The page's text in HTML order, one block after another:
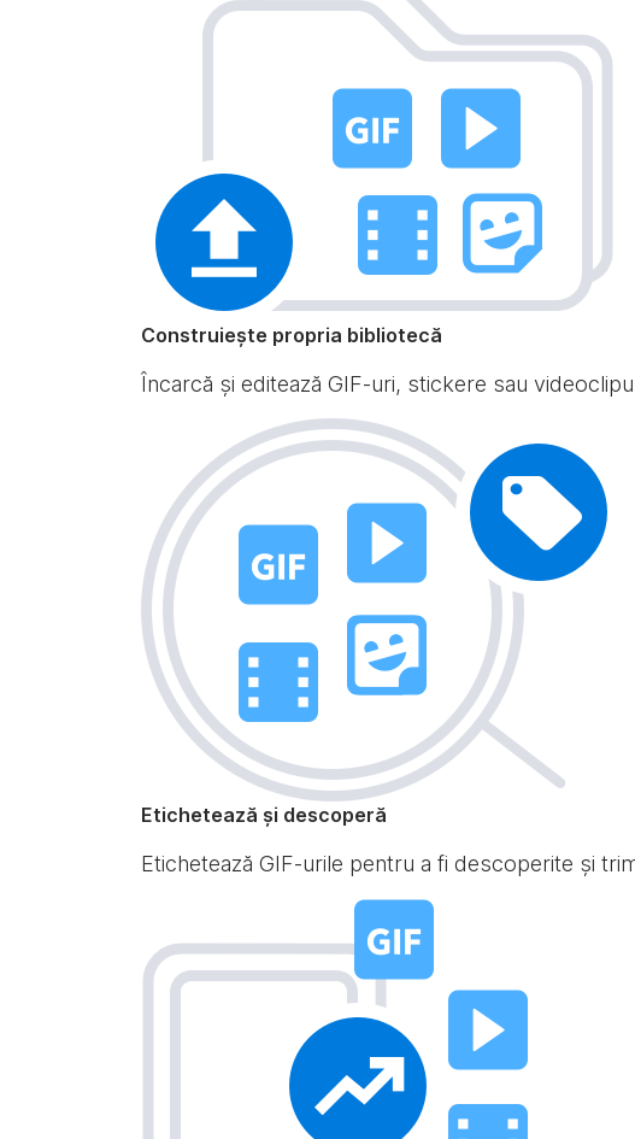
Construiește propria bibliotecă
Încarcă și editează GIF-uri, stickere sau
Etichetează și descoperă
Etichetează GIF-urile pentru a fi descoperite și